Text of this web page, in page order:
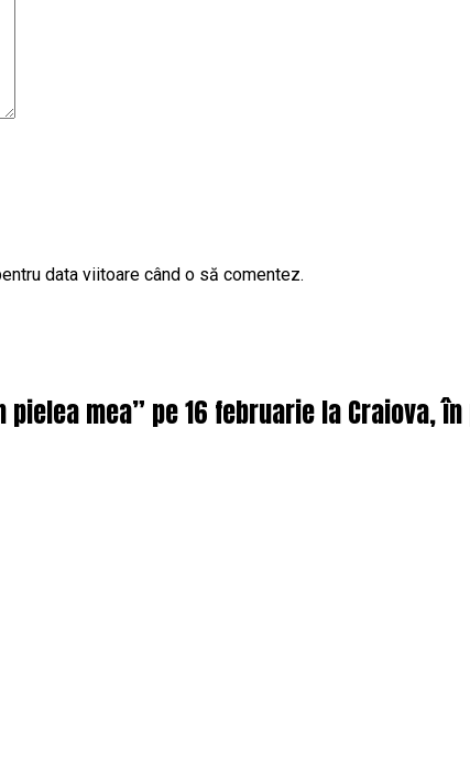
data viitoare când o să comentez.
mea” pe 16 februarie la Craiova,